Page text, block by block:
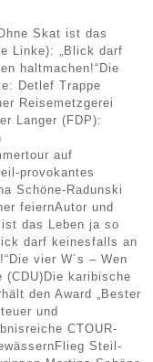
Skat ist das
Linke): „Blick darf
haltmachen!“ Die
Detlef Trappe
Reisemetzgerei
Langer (FDP):
auf
provokantes
Schöne-Radunski
feiernAutor und
das Leben ja so
darf keinesfalls an
Die vier W´s – Wen
(CDU) Die karibische
den Award „Bester
und
CTOUR-
Flieg Steil-